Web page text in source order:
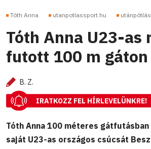
Tóth Anna utanpotlassport.hu
Tóth Anna U23-as
futott 100 m gáton
B. Z.
IRATKOZZ FEL HÍRLEVELÜNKRE!
Tóth Anna 100 méteres
saját U23-as országos csúcsát